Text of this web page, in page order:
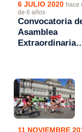
6 JULIO 2020 hace
de 6 años
Convocatoria
Asamblea
Extraordinaria
11 NOVIEMBRE